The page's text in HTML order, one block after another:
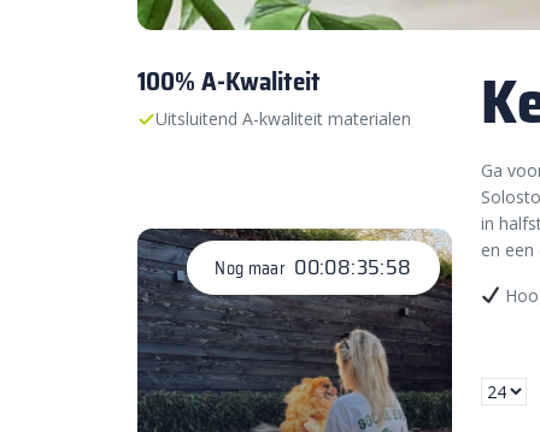
100% A-Kwaliteit
Uitsluitend A-kwaliteit materialen
Nog maar 00:08:35:57
Ga
in
en een